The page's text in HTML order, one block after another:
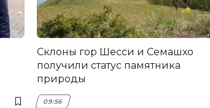
Склоны гор Шесси и Семашхо
получили статус памятника
природы
09:56